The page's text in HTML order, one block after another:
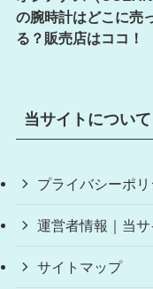
の腕時計はどこに売
る？販売店はココ！
当サイトについて
プライバシーポリ
運営者情報｜当
サイトマップ